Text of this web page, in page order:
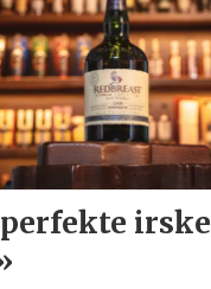
irske